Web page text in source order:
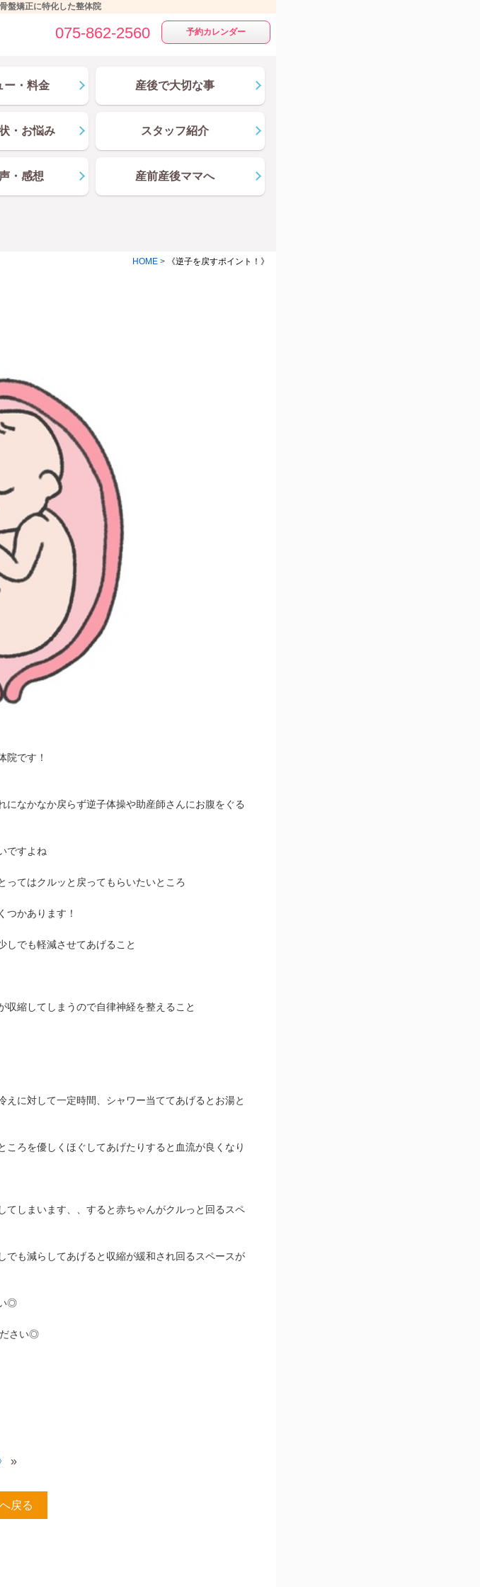
盤矯正に特化した整体院
075-862-2560 予約カレンダー
ー・料金 産後で大切な事
・お悩み スタッフ紹介
・感想 産前産後ママへ
HOME > 《逆子を戻すポイント！》
院です！
なかなか戻らず逆子体操や助産師さんにお腹をぐる
ですよね
ってはクルッと戻ってもらいたいところ
つかあります！
しでも軽減させてあげること
収縮してしまうので自律神経を整えること
えに対して一定時間、シャワー当ててあげるとお湯と
ろを優しくほぐしてあげたりすると血流が良くなり
しまいます、、すると赤ちゃんがクルっと回るスペ
も減らしてあげると収縮が緩和され回るスペースが
◎
ださい◎
»
戻る